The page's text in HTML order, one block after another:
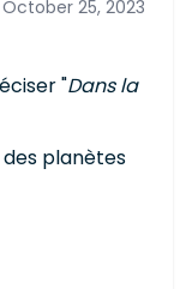
October 25, 2023
"Dans la
planètes